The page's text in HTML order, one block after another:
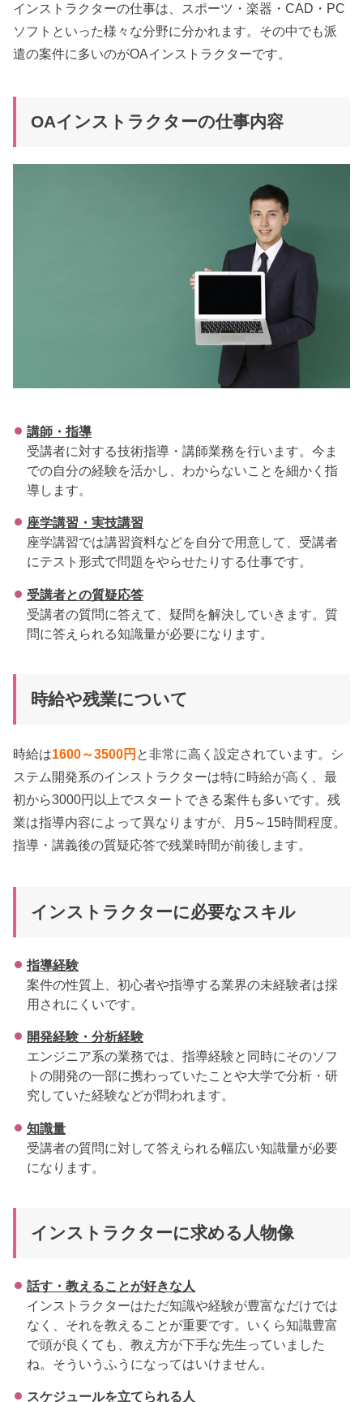
インストラクターの仕事は、スポーツ・楽器・CAD・PC
ソフトといった様々な分野に分かれます。その中でも派
遣の案件に多いのがOAインストラクターです。
OAインストラクターの仕事内容
講師・指導
受講者に対する技術指導・講師業務を行います。今ま
での自分の経験を活かし、わからないことを細かく指
導します。
座学講習・実技講習
座学講習では講習資料などを自分で用意して、受講者
にテスト形式で問題をやらせたりする仕事です。
受講者との質疑応答
受講者の質問に答えて、疑問を解決していきます。質
問に答えられる知識量が必要になります。
時給や残業について
時給は1600～3500円 と非常に高く設定されています。シ
ステム開発系のインストラクターは特に時給が高く、最
初から3000円以上でスタートできる案件も多いです。残
業は指導内容によって異なりますが、月5～15時間程度。
指導・講義後の質疑応答で残業時間が前後します。
インストラクターに必要なスキル
指導経験
案件の性質上、初心者や指導する業界の未経験者は採
用されにくいです。
開発経験・分析経験
エンジニア系の業務では、指導経験と同時にそのソフ
トの開発の一部に携わっていたことや大学で分析・研
究していた経験などが問われます。
知識量
受講者の質問に対して答えられる幅広い知識量が必要
になります。
インストラクターに求める人物像
話す・教えることが好きな人
インストラクターはただ知識や経験が豊富なだけでは
なく、それを教えることが重要です。いくら知識豊富
で頭が良くても、教え方が下手な先生っていました
ね。そういうふうになってはいけません。
スケジュールを立てられる人